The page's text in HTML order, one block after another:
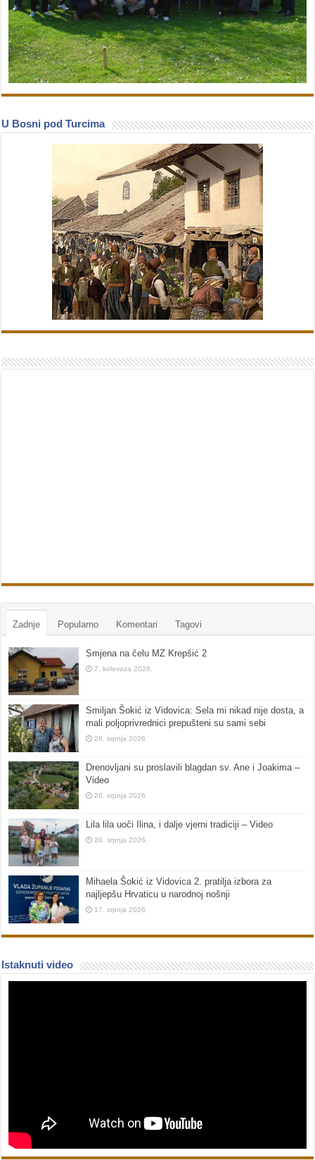
U Bosni pod Turcima
Zadnje Popularno Komentari Tagovi
Smjena na čelu MZ Krepšić 2
7. kolovoza 2026.
Smiljan Šokić iz Vidovica: Sela mi nikad nije dosta, a
mali poljoprivrednici prepušteni su sami sebi
28. srpnja 2026.
Drenovljani su proslavili blagdan sv. Ane i Joakima –
Video
26. srpnja 2026.
Lila lila uoči Ilina, i dalje vjerni tradiciji – Video
20. srpnja 2026.
Mihaela Šokić iz Vidovica 2. pratilja izbora za
najljepšu Hrvaticu u narodnoj nošnji
17. srpnja 2026.
Istaknuti video